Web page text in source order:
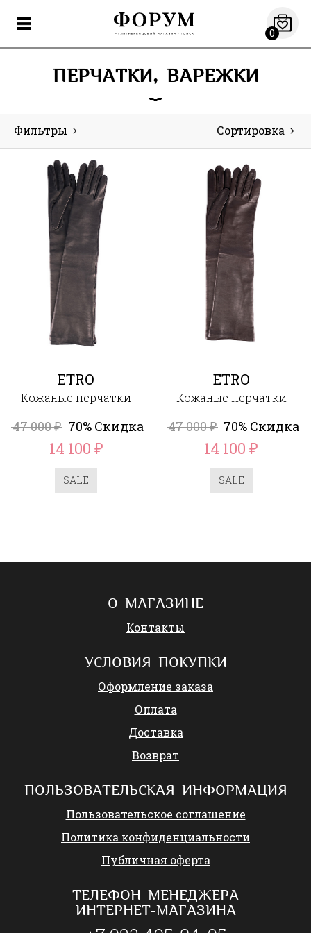
0
ПЕРЧАТКИ, ВАРЕЖКИ
Фильтры Сортировка
ETRO
Кожаные перчатки
47 000₽ 70% Скидка
14 100 ₽
SALE
ETRO
Кожаные перчатки
47 000₽ 70% Скидка
14 100₽
SALE
О МАГАЗИНЕ
Контакты
УСЛОВИЯ ПОКУПКИ
Оформление заказа
Оплата
Доставка
Возврат
ПОЛЬЗОВАТЕЛЬСКАЯ ИНФОРМАЦИЯ
Пользовательское соглашение
Политика конфиденциальности
Публичная оферта
ТЕЛЕФОН МЕНЕДЖЕРА
ИНТЕРНЕТ-МАГАЗИНА